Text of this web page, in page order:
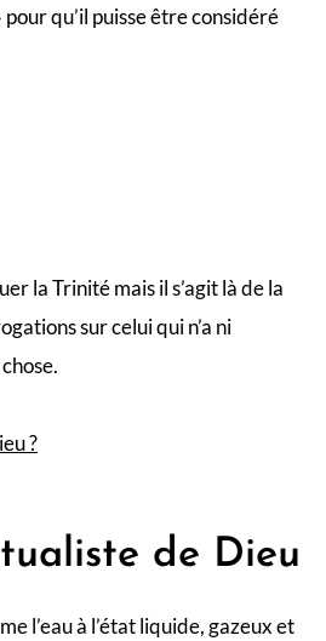
pour qu’il puisse être considéré
la Trinité mais il s’agit là de la
sur celui qui n’a ni
?
de Dieu
l’eau à l’état liquide, gazeux et